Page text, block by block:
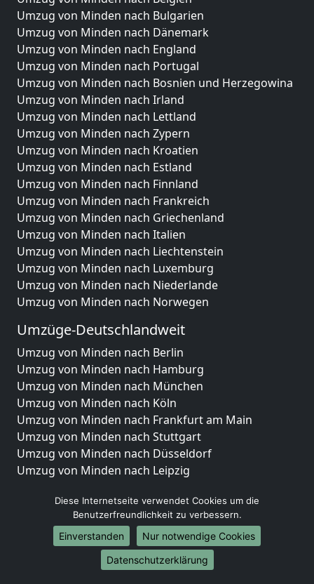
Umzug von Minden nach Bulgarien
Umzug von Minden nach Dänemark
Umzug von Minden nach England
Umzug von Minden nach Portugal
Umzug von Minden nach Bosnien und Herzegowina
Umzug von Minden nach Irland
Umzug von Minden nach Lettland
Umzug von Minden nach Zypern
Umzug von Minden nach Kroatien
Umzug von Minden nach Estland
Umzug von Minden nach Finnland
Umzug von Minden nach Frankreich
Umzug von Minden nach Griechenland
Umzug von Minden nach Italien
Umzug von Minden nach Liechtenstein
Umzug von Minden nach Luxemburg
Umzug von Minden nach Niederlande
Umzug von Minden nach Norwegen
Umzüge-Deutschlandweit
Umzug von Minden nach Berlin
Umzug von Minden nach Hamburg
Umzug von Minden nach München
Umzug von Minden nach Köln
Umzug von Minden nach Frankfurt am Main
Umzug von Minden nach Stuttgart
Umzug von Minden nach Düsseldorf
Umzug von Minden nach Leipzig
Umzug von Minden nach Essen
Umzug von Minden nach Bremen
Umzug von Minden nach Dresden
Umzug von Minden nach Hannover
Umzug von Minden nach Nürnberg
Diese Internetseite verwendet Cookies um die
Benutzerfreundlichkeit zu verbessern.
Einverstanden
Nur notwendige Cookies
Datenschutzerklärung